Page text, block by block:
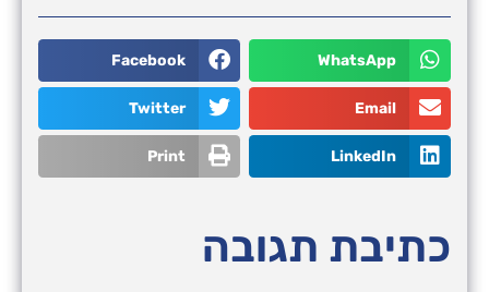
WhatsApp
Facebook
Email
Twitter
LinkedIn
Print
כתיבת תגובה